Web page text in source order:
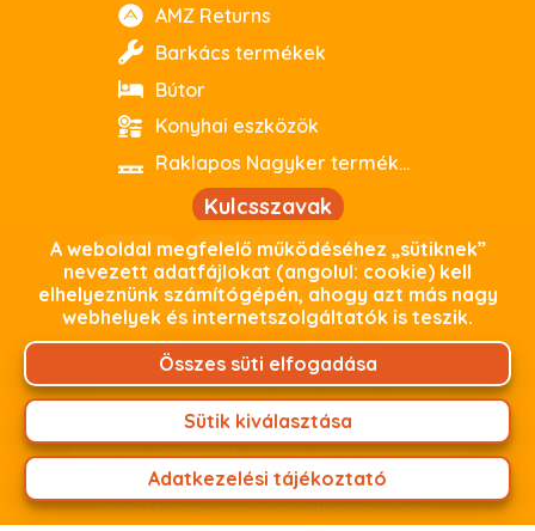
AMZ Returns
Barkács termékek
Bútor
Konyhai eszközök
Raklapos Nagyker termékeink
Kulcsszavak
webout kiváló minőség
parkside
debrecen
outlet használtoutlet
Biztonságos fizetés
Weboldalunkon minden adat, beleértve az Ön
személyes adatait, titkosított kapcsolaton keresztül
zajlik. Termékeink árát fizetheti online bankkártyás
fizetéssel a Global PAyment gyors és biztonságos
fizetési felületünkön keresztül, vagy személyes átvétel
esetén készpénzzel webshopraktárunkban!
A weboldal megfelelő működéséhez „sütiknek”
nevezett adatfájlokat (angolul: cookie) kell
elhelyeznünk számítógépén, ahogy azt más nagy
webhelyek és internetszolgáltatók is teszik.
Összes süti elfogadása
Sütik kiválasztása
Adatkezelési tájékoztató